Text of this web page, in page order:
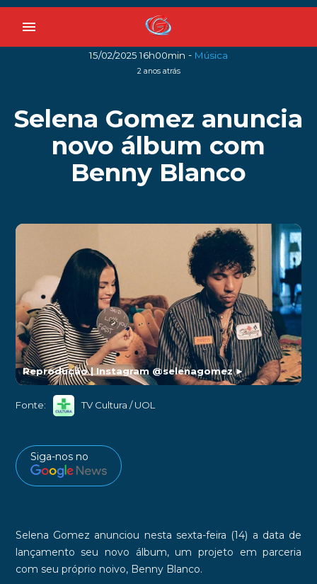
menu
15/02/2025 16h00min - Música
2 anos atrás
Selena Gomez anuncia
novo álbum com
Benny Blanco
Reprodução | Instagram @selenagomez►
Fonte: TV Cultura / UOL
Siga-nos no
Selena Gomez anunciou nesta sexta-feira (14) a data de
lançamento seu novo álbum, um projeto em parceria
com seu próprio noivo, Benny Blanco.